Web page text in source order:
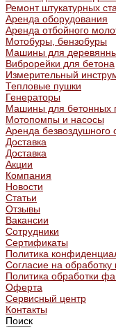
Ремонт штукатурных
Аренда оборудования
Аренда отбойного
Мотобуры, бензобуры
Машины для
Виброрейки для бетона
Измерительный
Тепловые пушки
Генераторы
Машины для бетонных
Мотопомпы и насосы
Аренда безвоздушного
Доставка
Доставка
Акции
Компания
Новости
Статьи
Отзывы
Вакансии
Сотрудники
Сертификаты
Политика
Согласие на
Политика обработки
Оферта
Сервисный центр
Контакты
Поиск